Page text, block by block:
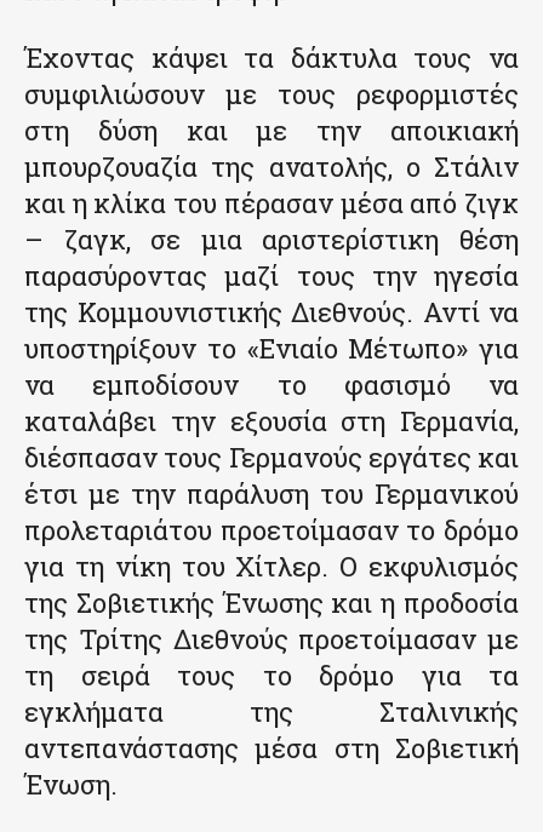
Έχοντας κάψει τα δάκτυλα τους να
συμφιλιώσουν με τους ρεφορμιστές
στη δύση και με την αποικιακή
μπουρζουαζία της ανατολής, ο Στάλιν
και η κλίκα του πέρασαν μέσα από ζιγκ
– ζαγκ, σε μια αριστερίστικη θέση
παρασύροντας μαζί τους την ηγεσία
της Κομμουνιστικής Διεθνούς. Αντί να
υποστηρίξουν το «Ενιαίο Μέτωπο» για
να εμποδίσουν το φασισμό να
καταλάβει την εξουσία στη Γερμανία,
διέσπασαν τους Γερμανούς εργάτες και
έτσι με την παράλυση του Γερμανικού
προλεταριάτου προετοίμασαν το δρόμο
για τη νίκη του Χίτλερ. Ο εκφυλισμός
της Σοβιετικής Ένωσης και η προδοσία
της Τρίτης Διεθνούς προετοίμασαν με
τη σειρά τους το δρόμο για τα
εγκλήματα της Σταλινικής
αντεπανάστασης μέσα στη Σοβιετική
Ένωση.